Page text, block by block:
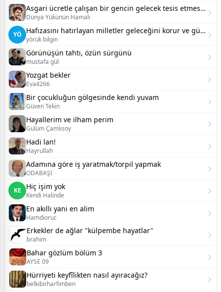
Asgari ücretle çalışan bir gencin gelecek tesis etmesi üzerine
Dünya Yükünün Hamalı
YÖ Hafızasını hatırlayan milletler geleceğini korur ve güçlü şekilde kurar
yörük bilgin
Görünüşün tahtı, özün sürgünü
mustafa gül
Yozgat bekler
Eva4266
Bir çocukluğun gölgesinde kendi yuvam
Güven Tekin
Hayallerim ve ilham perim
Gülüm Çamlısoy
Hadi lan!
Hayrullah
Adamına göre iş yaratmak/torpil yapmak
ODABAŞI
KE Hiç işim yok
Kendi Halinde
En akıllı yani en alim
Hamdioruc
Erkekler de ağlar "külpembe hayatlar"
brahim
Bahar gözlüm bölüm 3
AYSE 09
Hürriyeti keyfîlikten nasıl ayıracağız?
belkibirharfimben